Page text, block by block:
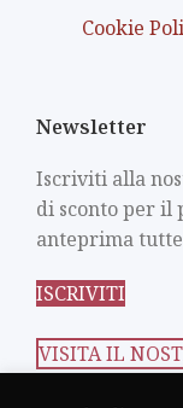
Cookie
Newsletter
Iscriviti alla
di sconto per il
anteprima
ISCRIVITI
VISITA IL